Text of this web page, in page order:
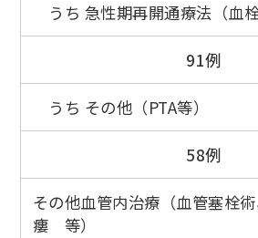
うち 急性期再開通療法（血
91例
うち その他（PTA等）
58例
その他血管内治療（血管塞栓
瘻 等）